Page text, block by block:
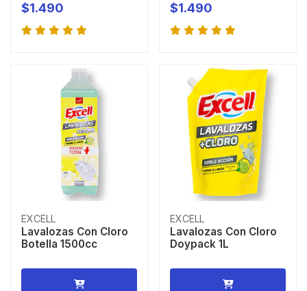
$1.490 $1.490
EXCELL
Lavalozas Con Cloro
Botella 1500cc
EXCELL
Lavalozas Con Cloro
Doypack 1L